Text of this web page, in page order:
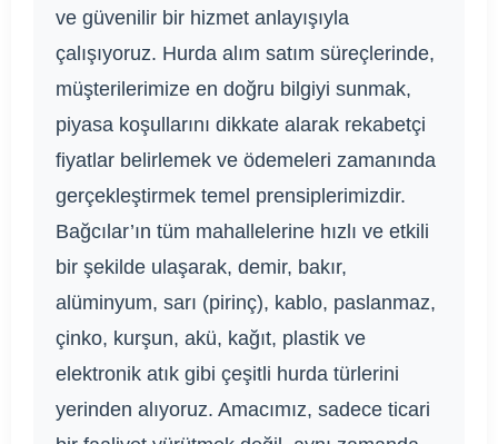
ve güvenilir bir hizmet anlayışıyla
çalışıyoruz. Hurda alım satım süreçlerinde,
müşterilerimize en doğru bilgiyi sunmak,
piyasa koşullarını dikkate alarak rekabetçi
fiyatlar belirlemek ve ödemeleri zamanında
gerçekleştirmek temel prensiplerimizdir.
Bağcılar’ın tüm mahallelerine hızlı ve etkili
bir şekilde ulaşarak, demir, bakır,
alüminyum, sarı (pirinç), kablo, paslanmaz,
çinko, kurşun, akü, kağıt, plastik ve
elektronik atık gibi çeşitli hurda türlerini
yerinden alıyoruz. Amacımız, sadece ticari